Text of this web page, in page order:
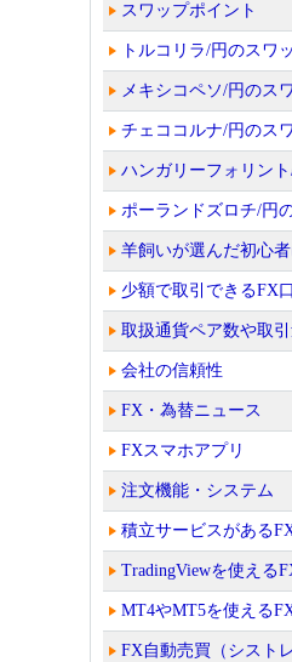
スワップポイント
トルコリラ/円のスワ
メキシコペソ/円のス
チェココルナ/円のス
ハンガリーフォリン
ポーランドズロチ/円
羊飼いが選んだ初心
少額で取引できるFX
取扱通貨ペア数や取
会社の信頼性
FX・為替ニュース
FXスマホアプリ
注文機能・システム
積立サービスがある
TradingViewを使える
MT4やMT5を使える
FX自動売買（シスト